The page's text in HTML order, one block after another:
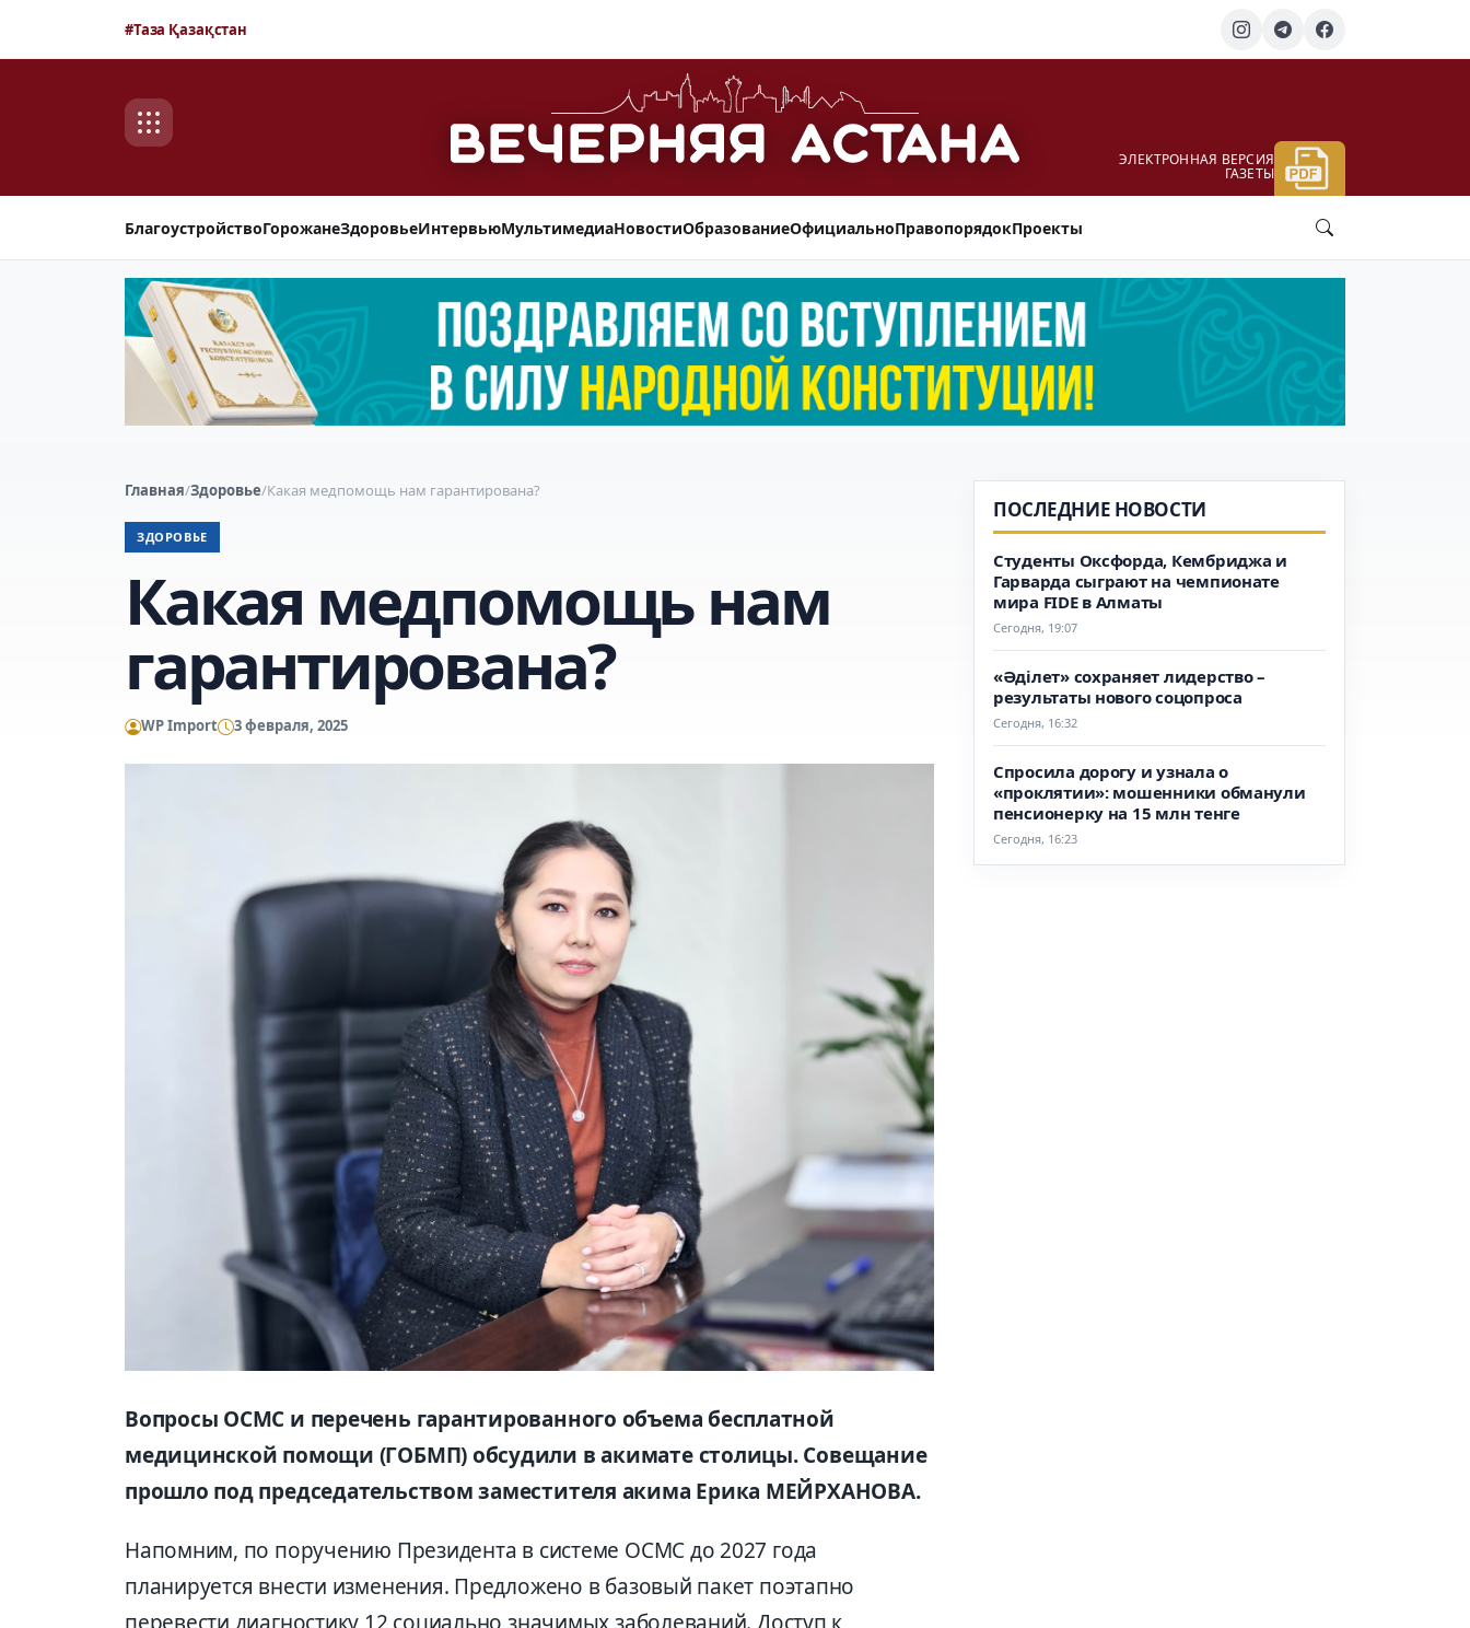
#Таза Қазақстан
ЭЛЕКТРОННАЯ ВЕРСИЯ
ГАЗЕТЫ
БлагоустройствоГорожанеЗдоровьеИнтервьюМультимедиаНовостиОбразованиеОфициальноПравопорядокПроекты
Главная/Здоровье/Какая медпомощь нам гарантирована?
ЗДОРОВЬЕ
Какая медпомощь нам
гарантирована?
WP Import 3 февраля, 2025
Вопросы ОСМС и перечень гарантированного объема бесплатной
медицинской помощи (ГОБМП) обсудили в акимате столицы. Совещание
прошло под председательством заместителя акима Ерика МЕЙРХАНОВА.
Напомним, по поручению Президента в системе ОСМС до 2027 года
планируется внести изменения. Предложено в базовый пакет поэтапно
перевести диагностику 12 социально значимых заболеваний. Доступ к
ПОСЛЕДНИЕ НОВОСТИ
Студенты Оксфорда, Кембриджа и
Гарварда сыграют на чемпионате
мира FIDE в Алматы
Сегодня, 19:07
«Әділет» сохраняет лидерство –
результаты нового соцопроса
Сегодня, 16:32
Спросила дорогу и узнала о
«проклятии»: мошенники обманули
пенсионерку на 15 млн тенге
Сегодня, 16:23